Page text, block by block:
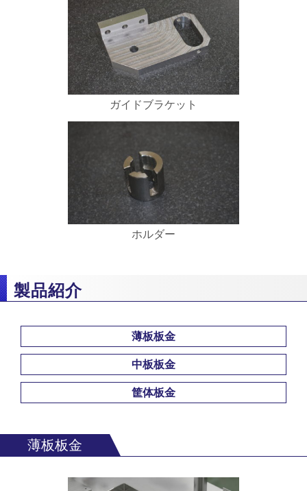
ガイドブラケット
ホルダー
製品紹介
薄板板金
中板板金
筐体板金
薄板板金